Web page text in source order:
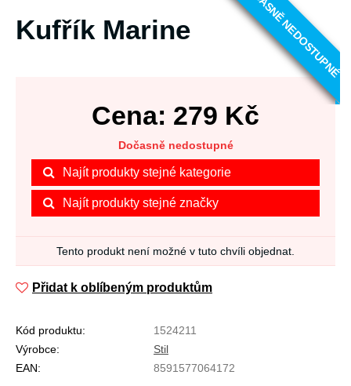
DOČASNĚ NEDOSTUPNÉ
Kufřík Marine
Cena: 279 Kč
Dočasně nedostupné
Najít produkty stejné kategorie
Najít produkty stejné značky
Tento produkt není možné v tuto chvíli objednat.
Přidat k oblíbeným produktům
Kód produktu:
1524211
Výrobce:
Stil
EAN:
8591577064172